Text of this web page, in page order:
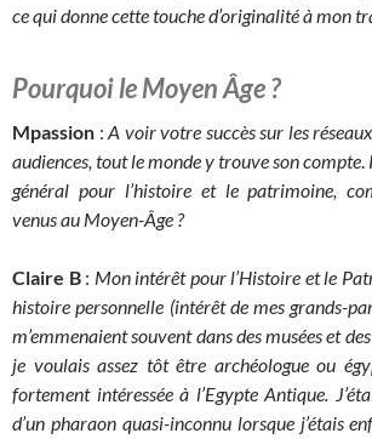
ce qui donne cette touche d’originalité à mon
Pourquoi le Moyen Âge ?
Mpassion :A voir votre succès sur les
audiences, tout le monde y trouve son compte.
général pour l’histoire et le patrimoine,
venus au Moyen-Âge ?
Claire B: Mon intérêt pour l’Histoire et le
histoire personnelle (intérêt de mes grands-
m’emmenaient souvent dans des musées et
je voulais assez tôt être archéologue ou
fortement intéressée à l’Egypte Antique.
d’un pharaon quasi-inconnu lorsque j’étais